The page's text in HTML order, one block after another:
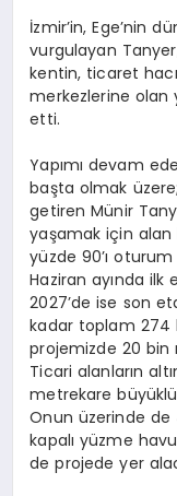
İzmir’in, Ege’nin
vurgulayan Tanyer
kentin, ticaret
merkezlerine olan
etti.
Yapımı devam
başta olmak
getiren Münir
yaşamak için alan
yüzde 90’ı
Haziran ayında ilk
2027’de ise son
kadar toplam 274
projemizde 20 bin
Ticari alanların
metrekare
Onun üzerinde
kapalı yüzme
de projede yer